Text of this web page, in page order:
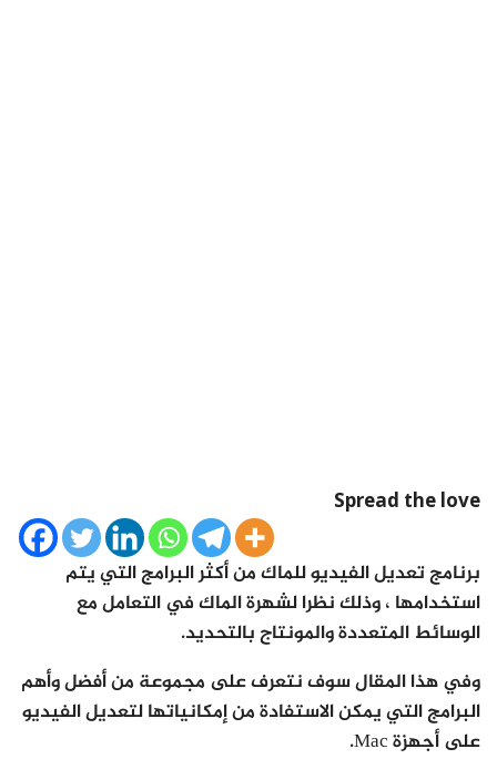
Spread the love
برنامج تعديل الفيديو للماك من أكثر البرامج التي يتم
استخدامها ، وذلك نظرا لشهرة الماك في التعامل مع
الوسائط المتعددة والمونتاج بالتحديد.
وفي هذا المقال سوف نتعرف على مجموعة من أفضل وأهم
البرامج التي يمكن الاستفادة من إمكانياتها لتعديل الفيديو
على أجهزة Mac.